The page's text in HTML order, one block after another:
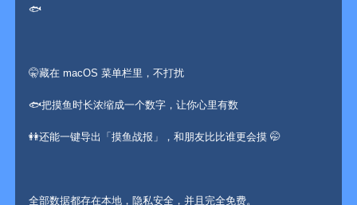
🐟
🤫藏在 macOS 菜单栏里，不打扰
🐟把摸鱼时长浓缩成一个数字，让你心里有数
👭还能一键导出「摸鱼战报」，和朋友比比谁更会摸 🤭